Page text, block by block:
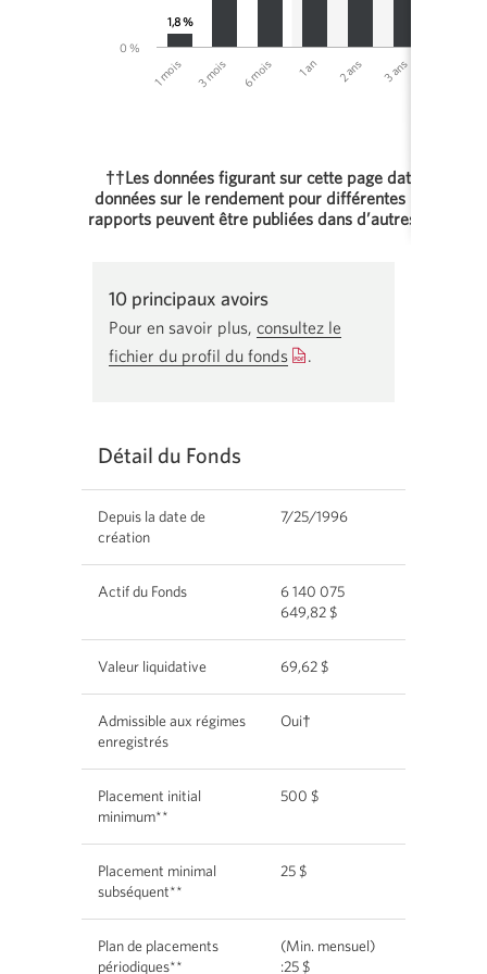
1 mois 3 mois 6 mois 1 an 2 ans 3 ans
0 %
††Les données figurant sur cette page datent du 30
données sur le rendement pour différentes périodes
rapports peuvent être publiées dans d’autres
1,8 %
10 principaux avoirs
Pour en savoir plus, consultez le
fichier du profil du fonds Une.
Détail du Fonds
Depuis la date de
création
7/25/1996
Actif du Fonds
6 140 075
649,82 $
Valeur liquidative 69,62 $
Admissible aux régimes
enregistrés
Oui†
Placement initial
minimum**
500 $
Placement minimal
subséquent**
25 $
Plan de placements
périodiques**
(Min. mensuel)
:25 $